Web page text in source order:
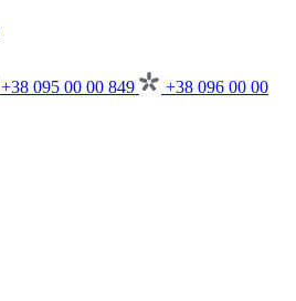
+38 095 00 00 849
+38 096 00 00